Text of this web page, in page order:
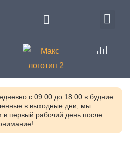
с 09:00 до 18:00 в будние
в выходные дни, мы
в первый рабочий день после